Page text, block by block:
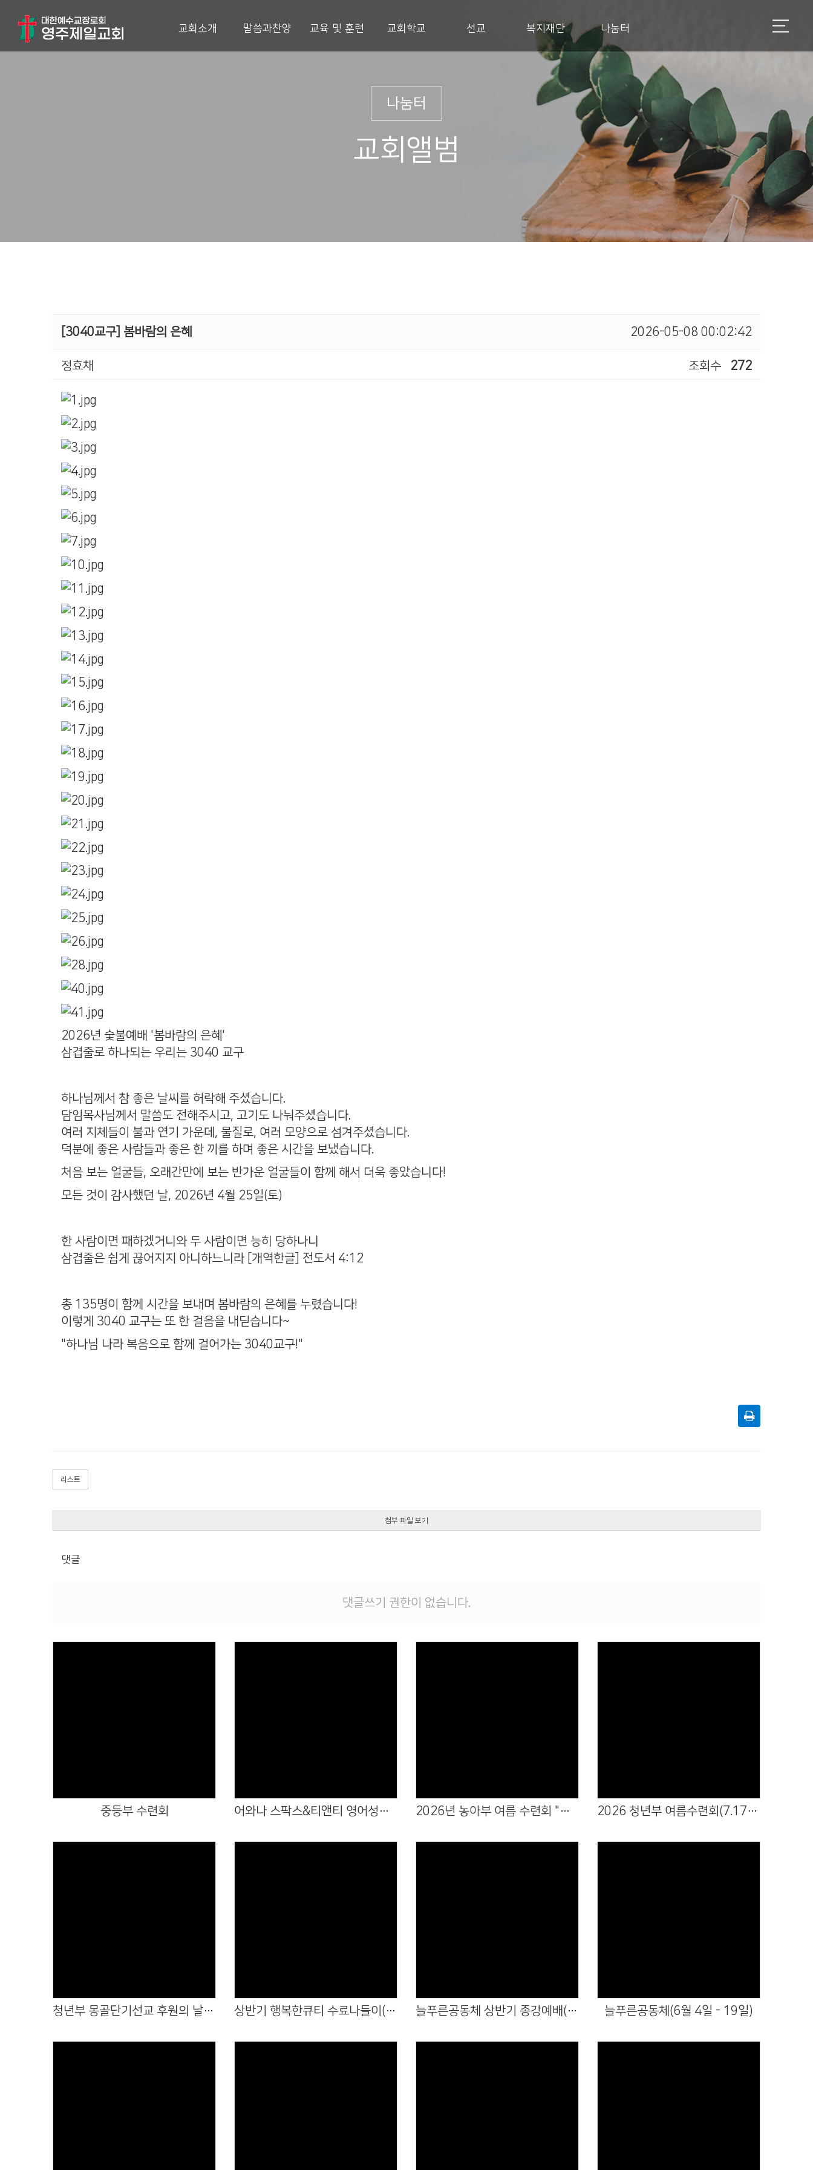
교회소개 말씀과찬양 교육 및 훈련 교회학교 선교 복지재단 나눔터
나눔터
교회앨범
[3040교구] 봄바람의 은혜 2026-05-08 00:02:42
정효채 조회수 272
2026년 숯불예배 '봄바람의 은혜'
삼겹줄로 하나되는 우리는 3040 교구
하나님께서 참 좋은 날씨를 허락해 주셨습니다.
담임목사님께서 말씀도 전해주시고, 고기도 나눠주셨습니다.
여러 지체들이 불과 연기 가운데, 물질로, 여러 모양으로 섬겨주셨습니다.
덕분에 좋은 사람들과 좋은 한 끼를 하며 좋은 시간을 보냈습니다.
처음 보는 얼굴들, 오래간만에 보는 반가운 얼굴들이 함께 해서 더욱 좋았습니다!
모든 것이 감사했던 날, 2026년 4월 25일(토)
한 사람이면 패하겠거니와 두 사람이면 능히 당하나니
삼겹줄은 쉽게 끊어지지 아니하느니라 [개역한글] 전도서 4:12
총 135명이 함께 시간을 보내며 봄바람의 은혜를 누렸습니다!
이렇게 3040 교구는 또 한 걸음을 내딛습니다~
"하나님 나라 복음으로 함께 걸어가는 3040교구!"
리스트
첨부 파일 보기
댓글
댓글쓰기 권한이 없습니다.
중등부 수련회 어와나 스팍스&티앤티 영어성경학교 2026년 농아부 여름 수련회 "하나님 먼저" 2026 청년부 여름수련회(7.17~18)
청년부 몽골단기선교 후원의 날(2026.07.05) 상반기 행복한큐티 수료나들이(20260620) 늘푸른공동체 상반기 종강예배(6월 26일) 늘푸른공동체(6월 4일 - 19일)